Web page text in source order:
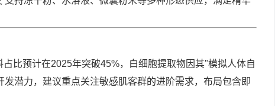
比预计在2025年突破45%，白细胞提取物因其"模拟人体自
潜力，建议重点关注敏感肌客群的进阶需求，布局包含即